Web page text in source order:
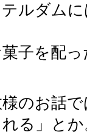
ルダム
子を配
のお話
る」と